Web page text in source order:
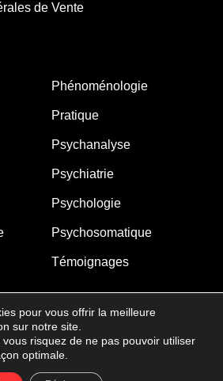
de Vente
Phénoménologie
Pratique
Psychanalyse
Psychiatrie
Psychologie
Psychosomatique
Témoignages
© 2005-2025 – La Gouberdière
Saint-Martin de Blagny
pour vous offrir la meilleure
sur notre site.
risquez de ne pas pouvoir utiliser
optimale.